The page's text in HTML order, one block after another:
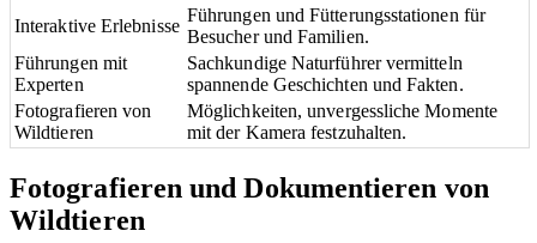
Interaktive Erlebnisse
Führungen und Fütterungsstationen für
Besucher und Familien.
Führungen mit
Experten
Sachkundige Naturführer vermitteln
spannende Geschichten und Fakten.
Fotografieren von
Wildtieren
Möglichkeiten, unvergessliche Momente
mit der Kamera festzuhalten.
Fotografieren und Dokumentieren von
Wildtieren